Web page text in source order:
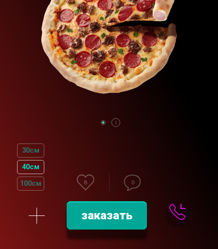
30см
40см
100см
8 0
заказать